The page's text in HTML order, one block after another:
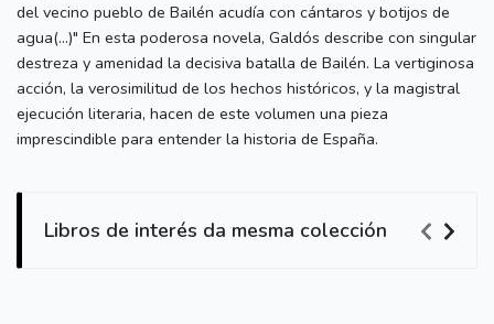
del vecino pueblo de Bailén acudía con cántaros y botijos de
agua(...)" En esta poderosa novela, Galdós describe con singular
destreza y amenidad la decisiva batalla de Bailén. La vertiginosa
acción, la verosimilitud de los hechos históricos, y la magistral
ejecución literaria, hacen de este volumen una pieza
imprescindible para entender la historia de España.
Libros de interés da mesma colección